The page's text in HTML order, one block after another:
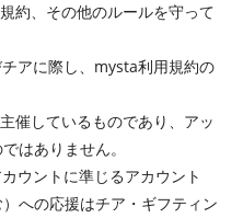
約、その他のルールを守って
アに際し、mysta利用規約の
催しているものであり、アッ
はありません。
ウントに準じるアカウント
への応援はチア・ギフティン